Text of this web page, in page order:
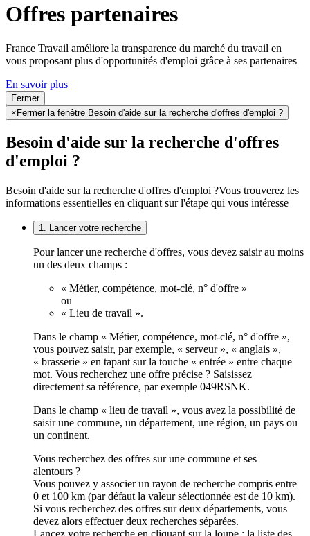
Offres partenaires
France Travail améliore la transparence du marché du travail en
vous proposant plus d'opportunités d'emploi grâce à ses partenaires
En savoir plus
Fermer
×Fermer la fenêtre Besoin d'aide sur la recherche d'offres d'emploi ?
Besoin d'aide sur la recherche d'offres
d'emploi ?
Besoin d'aide sur la recherche d'offres d'emploi ?Vous trouverez les
informations essentielles en cliquant sur l'étape qui vous intéresse
1. Lancer votre recherche
Pour lancer une recherche d'offres, vous devez saisir au moins
un des deux champs :
« Métier, compétence, mot-clé, n° d'offre »
ou
« Lieu de travail ».
Dans le champ « Métier, compétence, mot-clé, n° d'offre »,
vous pouvez saisir, par exemple, « serveur », « anglais »,
« brasserie » en tapant sur la touche « entrée » entre chaque
mot. Vous recherchez une offre précise ? Saisissez
directement sa référence, par exemple 049RSNK.
Dans le champ « lieu de travail », vous avez la possibilité de
saisir une commune, un département, une région, un pays ou
un continent.
Vous recherchez des offres sur une commune et ses
alentours ?
Vous pouvez y associer un rayon de recherche compris entre
0 et 100 km (par défaut la valeur sélectionnée est de 10 km).
Si vous recherchez des offres sur deux départements, vous
devez alors effectuer deux recherches séparées.